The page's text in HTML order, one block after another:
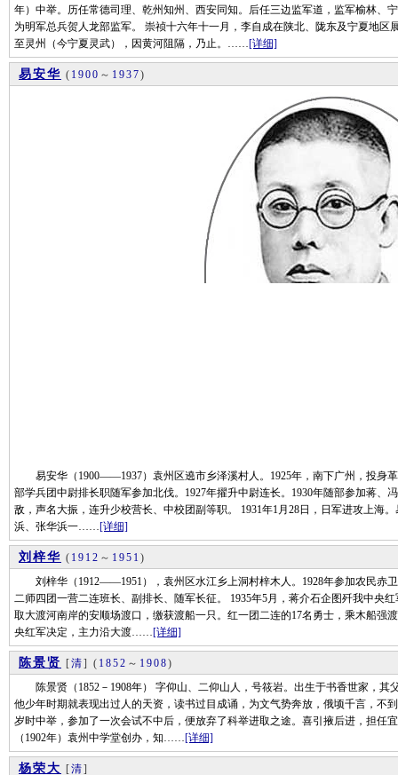
年）中举。历任常德司理、乾州知州、西安同知。后任三边监军道，监军榆林、
为明军总兵贺人龙部监军。 崇祯十六年十一月，李自成在陕北、陇东及宁夏地
至灵州（今宁夏灵武），因黄河阻隔，乃止。……[详细]
易安华 ( 1900 ～ 1937)
易安华（1900——1937）袁州区遶市乡泽溪村人。1925年，南下广州，投身
部学兵团中尉排长职随军参加北伐。1927年擢升中尉连长。1930年随部参加蒋、
敌，声名大振，连升少校营长、中校团副等职。 1931年1月28日，日军进攻上海
浜、张华浜一……[详细]
刘梓华 ( 1912 ～ 1951 )
刘梓华（1912——1951），袁州区水江乡上洞村梓木人。1928年参加农民赤
二师四团一营二连班长、副排长、随军长征。 1935年5月，蒋介石企图歼我中央
取大渡河南岸的安顺场渡口，缴获渡船一只。红一团二连的17名勇士，乘木船强
央红军决定，主力沿大渡……[详细]
陈景贤 [清] ( 1852 ～ 1908)
陈景贤（1852－1908年） 字仰山、二仰山人，号筱岩。出生于书香世家，其
他少年时期就表现出过人的天资，读书过目成诵，为文气势奔放，俄顷千言，不
岁时中举，参加了一次会试不中后，便放弃了科举进取之途。喜引掖后进，担任
（1902年）袁州中学堂创办，知……[详细]
杨荣大 [清]